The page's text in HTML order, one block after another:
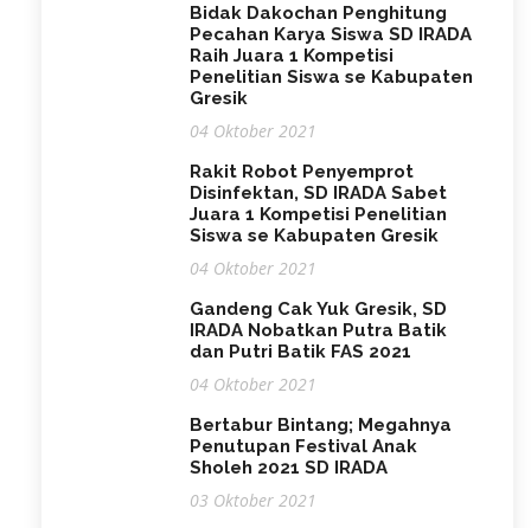
Bidak Dakochan Penghitung
Pecahan Karya Siswa SD IRADA
Raih Juara 1 Kompetisi
Penelitian Siswa se Kabupaten
Gresik
04 Oktober 2021
Rakit Robot Penyemprot
Disinfektan, SD IRADA Sabet
Juara 1 Kompetisi Penelitian
Siswa se Kabupaten Gresik
04 Oktober 2021
Gandeng Cak Yuk Gresik, SD
IRADA Nobatkan Putra Batik
dan Putri Batik FAS 2021
04 Oktober 2021
Bertabur Bintang; Megahnya
Penutupan Festival Anak
Sholeh 2021 SD IRADA
03 Oktober 2021